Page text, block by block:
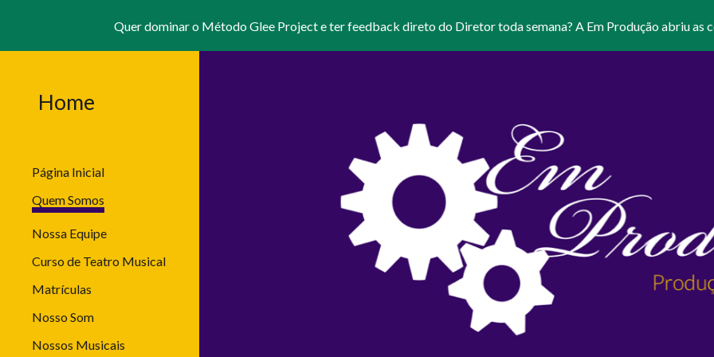
Skip to main content Skip to
Quer dominar o Método Glee Project e ter feedback direto do Diretor toda semana? A Em Produção abriu as
Home
Página Inicial
Quem Somos
Nossa Equipe
Curso de Teatro Musical
Matrículas
Nosso Som
Nossos Musicais